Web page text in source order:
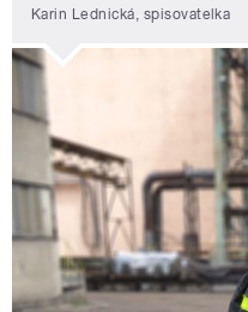
Karin Lednická, spisovatelka